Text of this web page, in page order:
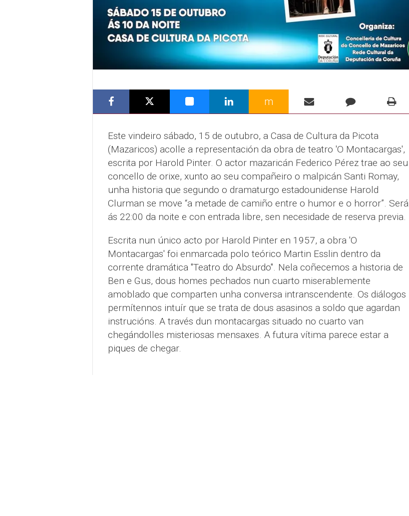
m
Este vindeiro sábado, 15 de outubro, a Casa de Cultura da Picota
(Mazaricos) acolle a representación da obra de teatro 'O Montacargas',
escrita por Harold Pinter. O actor mazaricán Federico Pérez trae ao seu
concello de orixe, xunto ao seu compañeiro o malpicán Santi Romay,
unha historia que segundo o dramaturgo estadounidense Harold
Clurman se move “a metade de camiño entre o humor e o horror”. Será
ás 22:00 da noite e con entrada libre, sen necesidade de reserva previa.
Escrita nun único acto por Harold Pinter en 1957, a obra 'O
Montacargas' foi enmarcada polo teórico Martin Esslin dentro da
corrente dramática "Teatro do Absurdo". Nela coñecemos a historia de
Ben e Gus, dous homes pechados nun cuarto miserablemente
amoblado que comparten unha conversa intranscendente. Os diálogos
permítennos intuír que se trata de dous asasinos a soldo que agardan
instrucións. A través dun montacargas situado no cuarto van
chegándolles misteriosas mensaxes. A futura vítima parece estar a
piques de chegar.